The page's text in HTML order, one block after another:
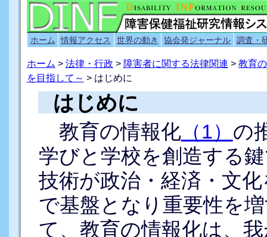
ホーム 情報アクセス 世界の動き 協会発ジャーナル 調査・
ホーム > 法律・行政 > 障害者に関する法律関連 > 教育
を目指して～ > はじめに
はじめに
教育の情報化（1） の
学びと学校を創造する
技術が政治・経済・文
で基盤となり重要性を
て、教育の情報化は、